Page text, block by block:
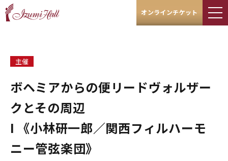
オンラインチケット
主催
ボヘミアからの便リードヴォルザー
クとその周辺
I 《小林研一郎／関西フィルハーモ
ニー管弦楽団》